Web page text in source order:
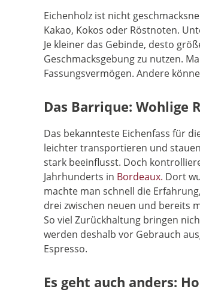
Eichenholz ist nicht
Kakao, Kokos oder Röstnoten.
Je kleiner das Gebinde, desto
Geschmacksgebung zu nutzen.
Fassungsvermögen. Andere
Das Barrique: Wohlige
Das bekannteste Eichenfass für
leichter transportieren und
stark beeinflusst. Doch
Jahrhunderts in Bordeaux. Dort
machte man schnell die
drei zwischen neuen und bereits
So viel Zurückhaltung bringen
werden deshalb vor Gebrauch
Espresso.
Es geht auch anders: